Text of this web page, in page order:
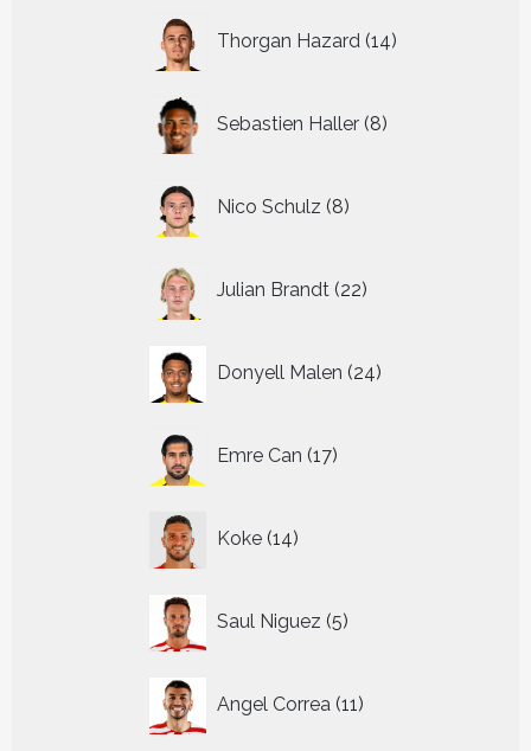
Thorgan Hazard 14
producten
Sebastien Haller 8
producten
Nico Schulz 8
producten
Julian Brandt 22
producten
Donyell Malen 24
producten
Emre Can 17
producten
Koke 14
producten
Saul Niguez 5
producten
Angel Correa 11
producten